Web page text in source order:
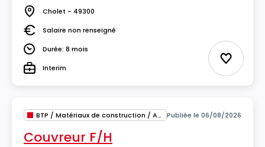
Lieu Cholet - 49300
SalaireSalaire non renseigné
DuréeDurée: 8 mois
TypeInterim Ajouter
BTP / Matériaux de construction / Architecture Publiée le 06/08/2026
Couvreur F/H